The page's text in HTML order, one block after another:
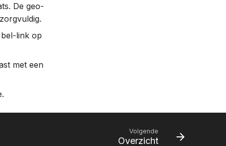
De geo-
link op
met een
Volgende
Overzicht